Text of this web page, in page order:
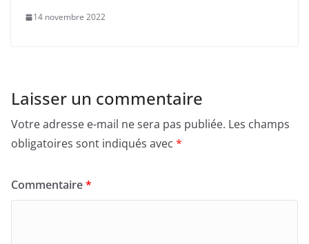
14 novembre 2022
Laisser un commentaire
Votre adresse e-mail ne sera pas publiée. Les champs
obligatoires sont indiqués avec *
Commentaire*